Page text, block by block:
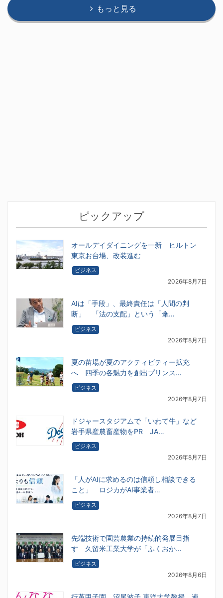
もっと見る
ピックアップ
オールデイダイニングを一新 ヒルトン
東京お台場、改装進む
ビジネス
2026年8月7日
AIは「手段」、最終責任は「人間の判
断」 「法の支配」という「傘…
ビジネス
2026年8月7日
夏の苗場が夏のアクティビティー拡充
へ 四季の各魅力を創出プリンス…
ビジネス
2026年8月7日
ドジャースタジアムで「いわて牛」など
岩手県産農畜産物をPR JA…
ビジネス
2026年8月7日
「人がAIに求めるのは信頼し相談できる
こと」 ロジカがAI事業者…
ビジネス
2026年8月7日
先端技術で園芸農業の持続的発展目指
す 久留米工業大学が「ふくおか…
ビジネス
2026年8月6日